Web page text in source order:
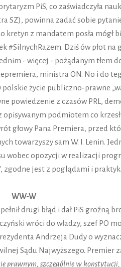
PiS, co zaświadczyła
SZ), powinna zadać sobie
kretyn z mandatem posła
#SilnychRazem. Dziś ów płot
- więcej - pożądanym tłem
ministra ON. No i do
życie publiczno-prawne
powiedzenie z czasów PRL,
podmiotem co
głowy Pana Premiera, przed
towarzyszy sam W. I. Lenin.
wobec opozycji w realizacji
zgodne jest z poglądami i
WW-W
drugi błąd i dał PiS groźną
wróci do władzy, szef PO
Andrzeja Dudy o
Sądu Najwyższego. Premier
prawnym, szczególnie w